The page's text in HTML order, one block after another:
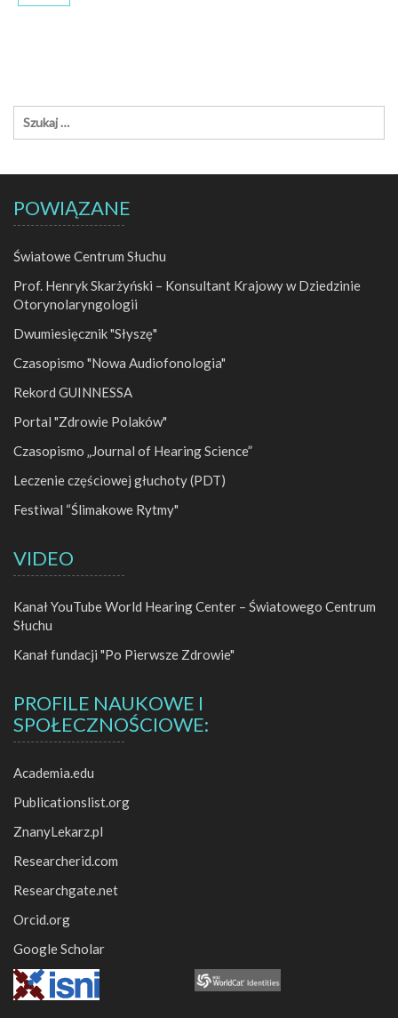
POWIĄZANE
Światowe Centrum Słuchu
Prof. Henryk Skarżyński – Konsultant Krajowy w Dziedzinie
Otorynolaryngologii
Dwumiesięcznik "Słyszę"
Czasopismo "Nowa Audiofonologia"
Rekord GUINNESSA
Portal "Zdrowie Polaków"
Czasopismo „Journal of Hearing Science”
Leczenie częściowej głuchoty (PDT)
Festiwal “Ślimakowe Rytmy"
VIDEO
Kanał YouTube World Hearing Center – Światowego Centrum
Słuchu
Kanał fundacji "Po Pierwsze Zdrowie"
PROFILE NAUKOWE I
SPOŁECZNOŚCIOWE:
Academia.edu
Publicationslist.org
ZnanyLekarz.pl
Researcherid.com
Researchgate.net
Orcid.org
Google Scholar